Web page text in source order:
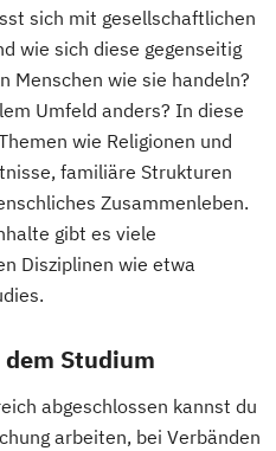
sich mit gesellschaftlichen
wie sich diese gegenseitig
Menschen wie sie handeln?
Umfeld anders? In diese
wie Religionen und
familiäre Strukturen
Zusammenleben.
gibt es viele
Disziplinen wie etwa
Studium
abgeschlossen kannst du
arbeiten, bei Verbänden